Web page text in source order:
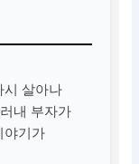
시 살아나
내 부자가
야기가